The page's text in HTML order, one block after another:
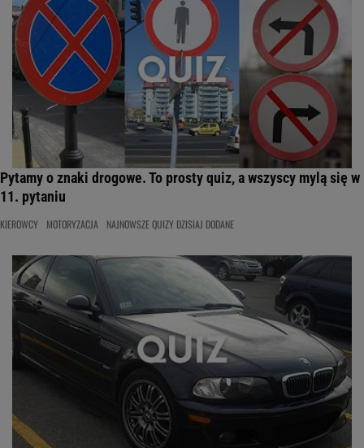
Pytamy o znaki drogowe. To prosty quiz, a wszyscy mylą się w
11. pytaniu
KIEROWCY MOTORYZACJA NAJNOWSZE QUIZY DZISIAJ DODANE